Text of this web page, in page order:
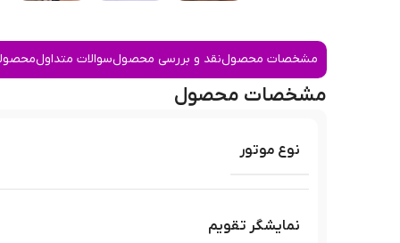
مشخصات محصولنقد و بررسی محصولسوالات متداول
مشخصات محصول
نوع موتور
نمایشگر تقویم